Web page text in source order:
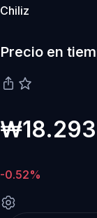
Chiliz
Precio en
₩18.293
-0.52%